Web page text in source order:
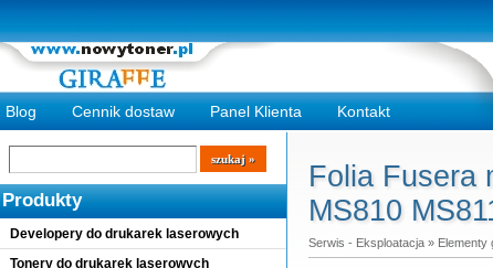
Blog Cennik dostaw Panel Klienta Kontakt
Wyszukiwarka
szukaj
Produkty
Developery do drukarek laserowych
Tonery do drukarek laserowych
Folia Fusera
MS810
Serwis - Eksploatacja » Elementy